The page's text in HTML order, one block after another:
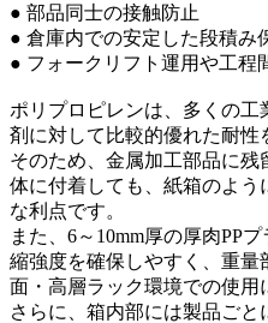
● 部品同士の接触防止
● 倉庫内での安定した段積み
● フォークリフト運用や工程
ポリプロピレンは、多くの
剤に対して比較的優れた耐性
そのため、金属加工部品に
体に付着しても、紙箱のよう
な利点です。
また、6～10mm厚の厚肉PP
縮強度を確保しやすく、重
面・高層ラック環境での使用
さらに、箱内部には製品ご